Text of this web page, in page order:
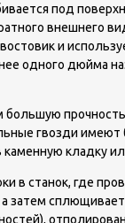
под
внешнего
и
одного дюйма
гвозди
кладку
в станок, где